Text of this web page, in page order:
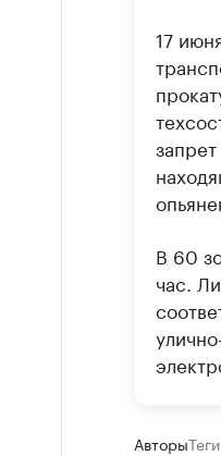
17
В 60
час.
АвторыТеги